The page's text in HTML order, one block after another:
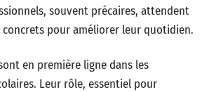
souvent précaires, attendent
concrets pour améliorer leur quotidien.
en première ligne dans les
Leur rôle, essentiel pour